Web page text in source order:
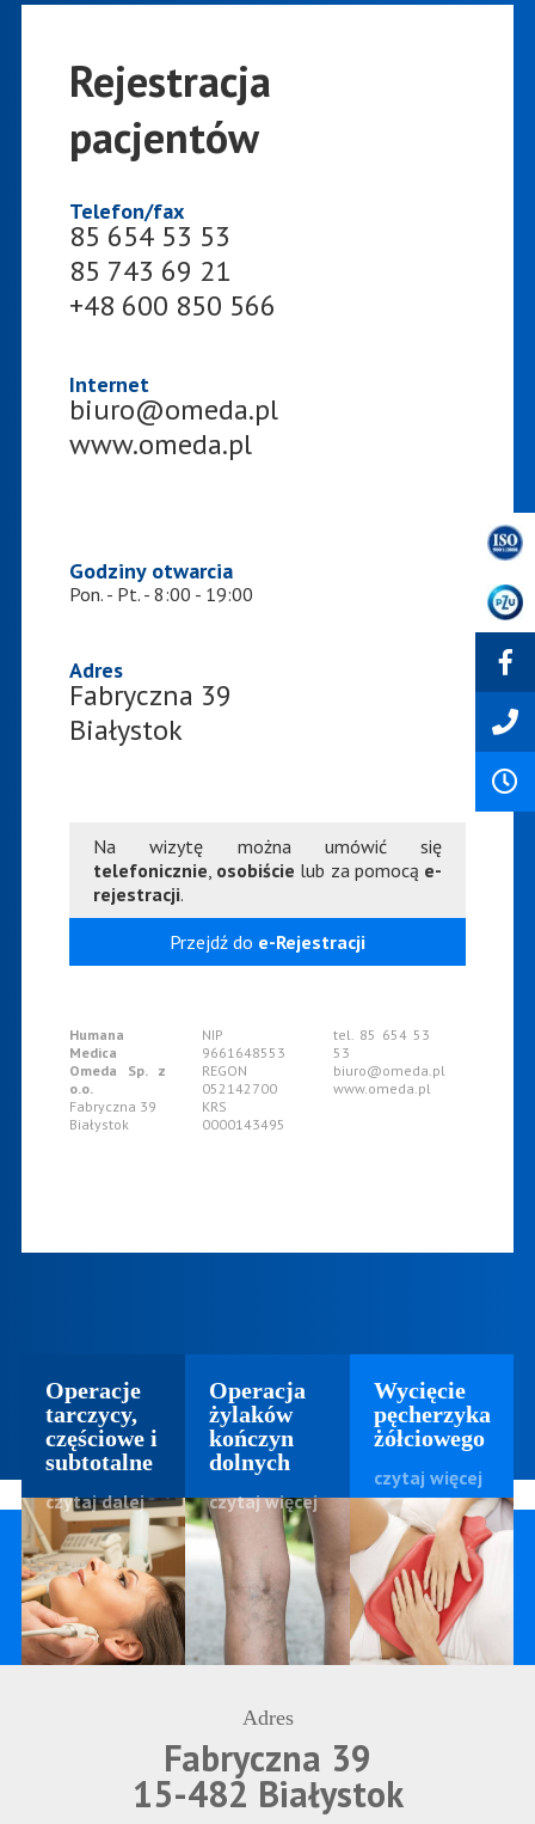
Rejestracja
pacjentów
Telefon/fax
85 654 53 53
85 743 69 21
+48 600 850 566
Internet
lp.ademo@oruib
www.omeda.pl
Godziny otwarcia
Pon. - Pt. - 8:00 - 19:00
Adres
Fabryczna 39
Białystok
Na wizytę można umówić się
telefonicznie, osobiście lub za pomocą e-
rejestracji.
Przejdź do e-Rejestracji
Humana
Medica
Omeda Sp. z
o.o.
Fabryczna 39
Białystok
NIP
9661648553
REGON
052142700
KRS
0000143495
tel. 85 654 53
53
biuro@omeda.pl
www.omeda.pl
Operacje
tarczycy,
częściowe i
subtotalne
czytaj dalej
Operacja
żylaków
kończyn
dolnych
czytaj więcej
Wycięcie
pęcherzyka
żółciowego
czytaj więcej
Adres
Fabryczna 39
15-482 Białystok